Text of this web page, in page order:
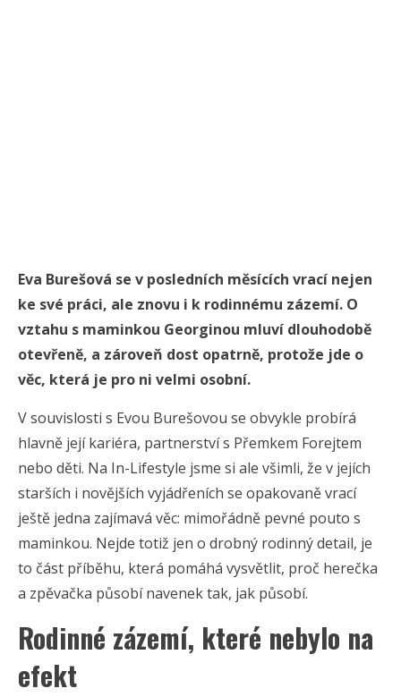
Eva Burešová se v posledních měsících vrací nejen
ke své práci, ale znovu i k rodinnému zázemí. O
vztahu s maminkou Georginou mluví dlouhodobě
otevřeně, a zároveň dost opatrně, protože jde o
věc, která je pro ni velmi osobní.
V souvislosti s Evou Burešovou se obvykle probírá
hlavně její kariéra, partnerství s Přemkem Forejtem
nebo děti. Na In-Lifestyle jsme si ale všimli, že v jejích
starších i novějších vyjádřeních se opakovaně vrací
ještě jedna zajímavá věc: mimořádně pevné pouto s
maminkou. Nejde totiž jen o drobný rodinný detail, je
to část příběhu, která pomáhá vysvětlit, proč herečka
a zpěvačka působí navenek tak, jak působí.
Rodinné zázemí, které nebylo na
efekt